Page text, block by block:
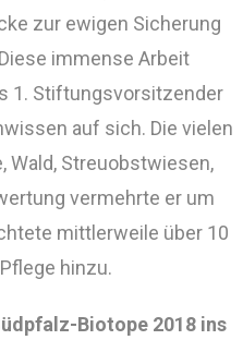
zur ewigen Sicherung
immense Arbeit
1. Stiftungsvorsitzender
auf sich. Die vielen
Wald, Streuobstwiesen,
vermehrte er um
mittlerweile über 10
hinzu.
Biotope 2018 ins